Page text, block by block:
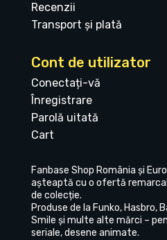
Recenzii
Transport și plată
Cont de utilizator
Conectați-vă
Înregistrare
Parolă uitată
Cart
Fanbase Shop România și
așteaptă cu o ofertă
de colecție.
Produse de la Funko, Hasbro,
Smile și multe alte mărci –
seriale, desene animate.